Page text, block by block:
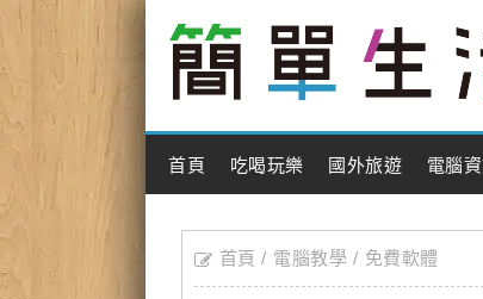
Main Menu
首頁 吃喝玩樂 國外旅遊 電腦
首頁 電腦教學 免費軟體